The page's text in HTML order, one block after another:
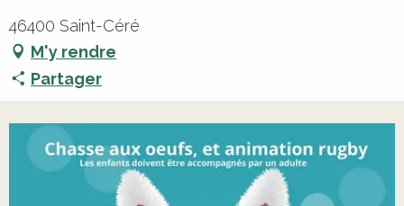
46400 Saint-Céré
M'y rendre
Partager